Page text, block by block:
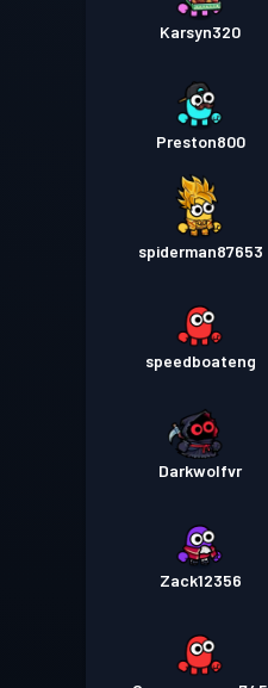
Karsyn320
Preston800
spiderman87653
speedboateng
Darkwolfvr
Zack12356